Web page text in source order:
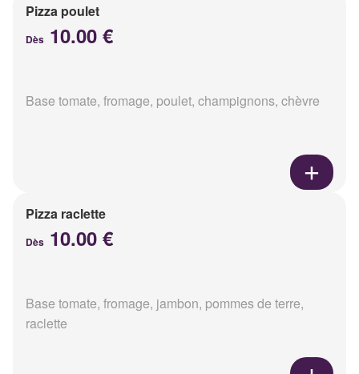
Pizza poulet
Dès 10.00 €
Base tomate, fromage, poulet, champignons, chèvre
Pizza raclette
Dès 10.00 €
Base tomate, fromage, jambon, pommes de terre,
raclette